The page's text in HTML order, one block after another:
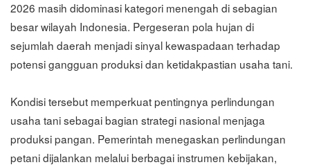
2026 masih didominasi kategori menengah di sebagian
besar wilayah Indonesia. Pergeseran pola hujan di
sejumlah daerah menjadi sinyal kewaspadaan terhadap
potensi gangguan produksi dan ketidakpastian usaha tani.
Kondisi tersebut memperkuat pentingnya perlindungan
usaha tani sebagai bagian strategi nasional menjaga
produksi pangan. Pemerintah menegaskan perlindungan
petani dijalankan melalui berbagai instrumen kebijakan,